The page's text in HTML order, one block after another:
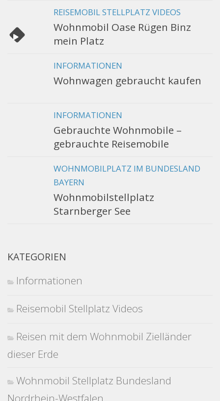
REISEMOBIL STELLPLATZ VIDEOS
Wohnmobil Oase Rügen Binz
mein Platz
INFORMATIONEN
Wohnwagen gebraucht kaufen
INFORMATIONEN
Gebrauchte Wohnmobile –
gebrauchte Reisemobile
WOHNMOBILPLATZ IM BUNDESLAND
BAYERN
Wohnmobilstellplatz
Starnberger See
KATEGORIEN
Informationen
Reisemobil Stellplatz Videos
Reisen mit dem Wohnmobil Zielländer
dieser Erde
Wohnmobil Stellplatz Bundesland
Nordrhein-Westfalen